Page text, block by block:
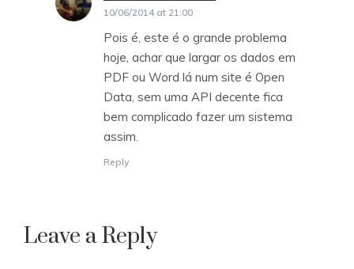
10/06/2014 at 21:00
Pois é, este é o grande problema
hoje, achar que largar os dados em
PDF ou Word lá num site é Open
Data, sem uma API decente fica
bem complicado fazer um sistema
assim.
Reply
Leave a Reply